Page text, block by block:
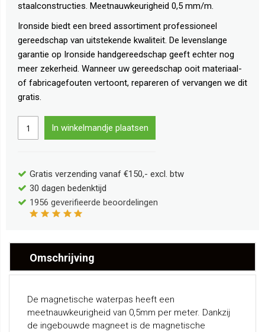
staalconstructies. Meetnauwkeurigheid 0,5 mm/m.
Ironside biedt een breed assortiment professioneel
gereedschap van uitstekende kwaliteit. De levenslange
garantie op Ironside handgereedschap geeft echter nog
meer zekerheid. Wanneer uw gereedschap ooit materiaal-
of fabricagefouten vertoont, repareren of vervangen we dit
gratis.
In winkelmandje plaatsen
Gratis verzending vanaf €150,- excl. btw
30 dagen bedenktijd
1956 geverifieerde beoordelingen
Omschrijving
De magnetische waterpas heeft een
meetnauwkeurigheid van 0,5mm per meter. Dankzij
de ingebouwde magneet is de magnetische